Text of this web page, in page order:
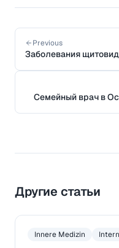
Previous
Заболевания
Семейный врач в
Другие статьи
Innere Medizin